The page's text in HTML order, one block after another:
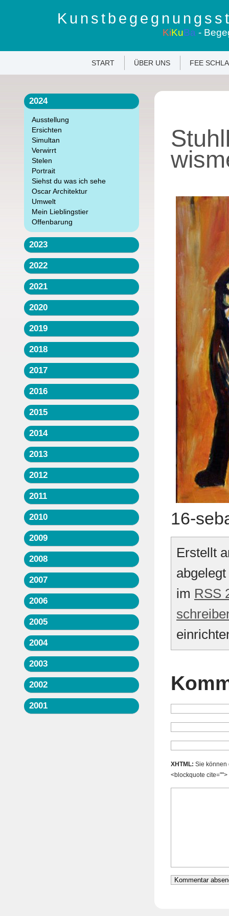
KiKuBa -
START ÜBER UNS FEE
2024
Ausstellung
Ersichten
Simultan
Verwirrt
Stelen
Portrait
Siehst du was ich sehe
Oscar Architektur
Umwelt
Mein Lieblingstier
Offenbarung
2023
2022
2021
2020
2019
2018
2017
2016
2015
2014
2013
2012
2011
2010
2009
2008
2007
2006
2005
2004
2003
2002
2001
16-
Erstellt
im RSS
XHTML: Sie können
<blockquote